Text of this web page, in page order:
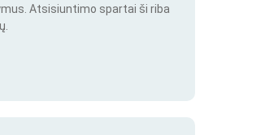
Atsisiuntimo spartai ši riba